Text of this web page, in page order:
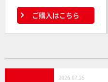
ご購入はこちら
2026.07.25